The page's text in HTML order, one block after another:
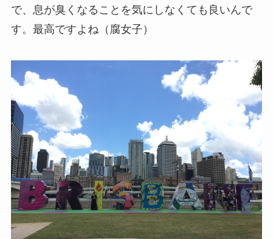
で、息が臭くなることを気にしなくても良いんで
す。最高ですよね（腐女子）